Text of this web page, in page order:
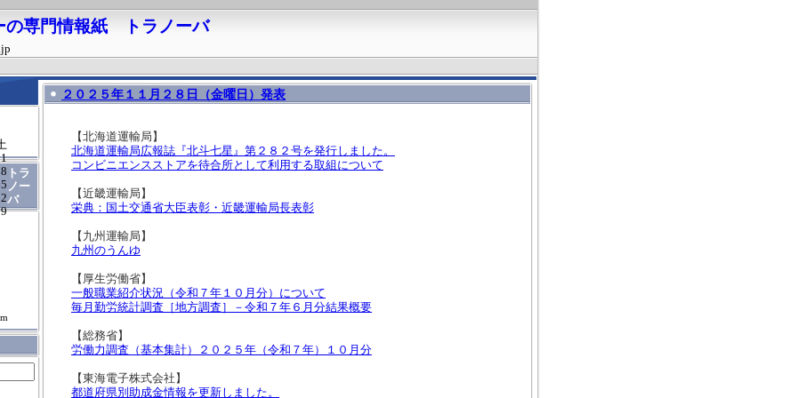
の専門情報紙 トラノーバ
1
8 トラ
ノー
バ
２０２５年１１月２８日（金曜日）発表
【北海道運輸局】
北海道運輸局広報誌『北斗七星』第２８２号を発行しました。
コンビニエンスストアを待合所として利用する取組について
【近畿運輸局】
栄典：国土交通省大臣表彰・近畿運輸局長表彰
【九州運輸局】
九州のうんゆ
【厚生労働省】
一般職業紹介状況（令和７年１０月分）について
毎月勤労統計調査［地方調査］－令和７年６月分結果概要
【総務省】
労働力調査（基本集計）２０２５年（令和７年）１０月分
【東海電子株式会社】
都道府県別助成金情報を更新しました。